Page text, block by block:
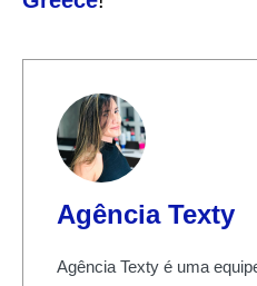
Agência Texty
Agência Texty é uma